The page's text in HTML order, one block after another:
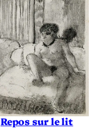
Repos sur le lit